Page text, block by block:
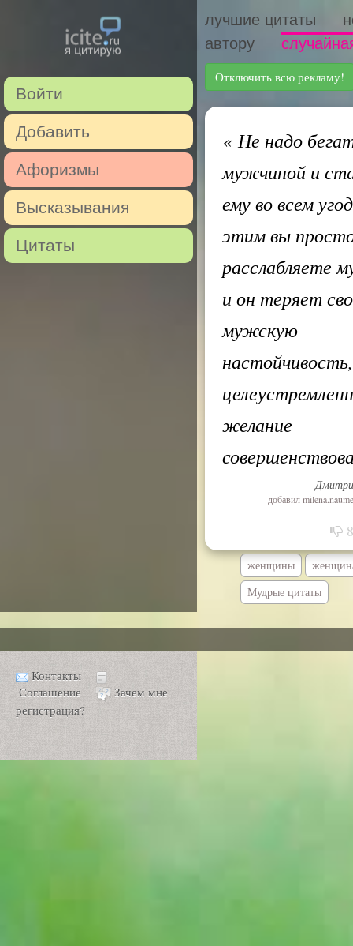
Войти
Добавить
Афоризмы
Высказывания
Цитаты
лучшие цитаты
автору
Отключить всю рекламу!
«Не надо
мужчиной и
ему во всем
этим вы
расслабляете
и он теряет
мужскую
настойчивость,
желание
добавил
8
женщины
Мудрые цитаты
Контакты
Соглашение
Зачем мне
регистрация?